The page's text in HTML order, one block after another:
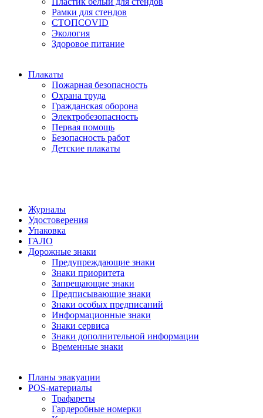
Рамки для стендов
СТОПCOVID
Экология
Здоровое питание
Плакаты
Пожарная безопасность
Охрана труда
Гражданская оборона
Электробезопасность
Первая помощь
Безопасность работ
Детские плакаты
Журналы
Удостоверения
Упаковка
ГАЛО
Дорожные знаки
Предупреждающие знаки
Знаки приоритета
Запрещающие знаки
Предписывающие знаки
Знаки особых предписаний
Информационные знаки
Знаки сервиса
Знаки дополнительной информации
Временные знаки
Планы эвакуации
POS-материалы
Трафареты
Гардеробные номерки